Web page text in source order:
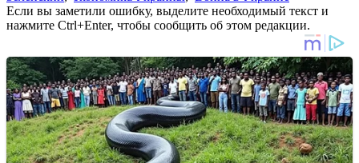
Если вы заметили ошибку, выделите необходимый текст и
нажмите Ctrl+Enter, чтобы сообщить об этом редакции.